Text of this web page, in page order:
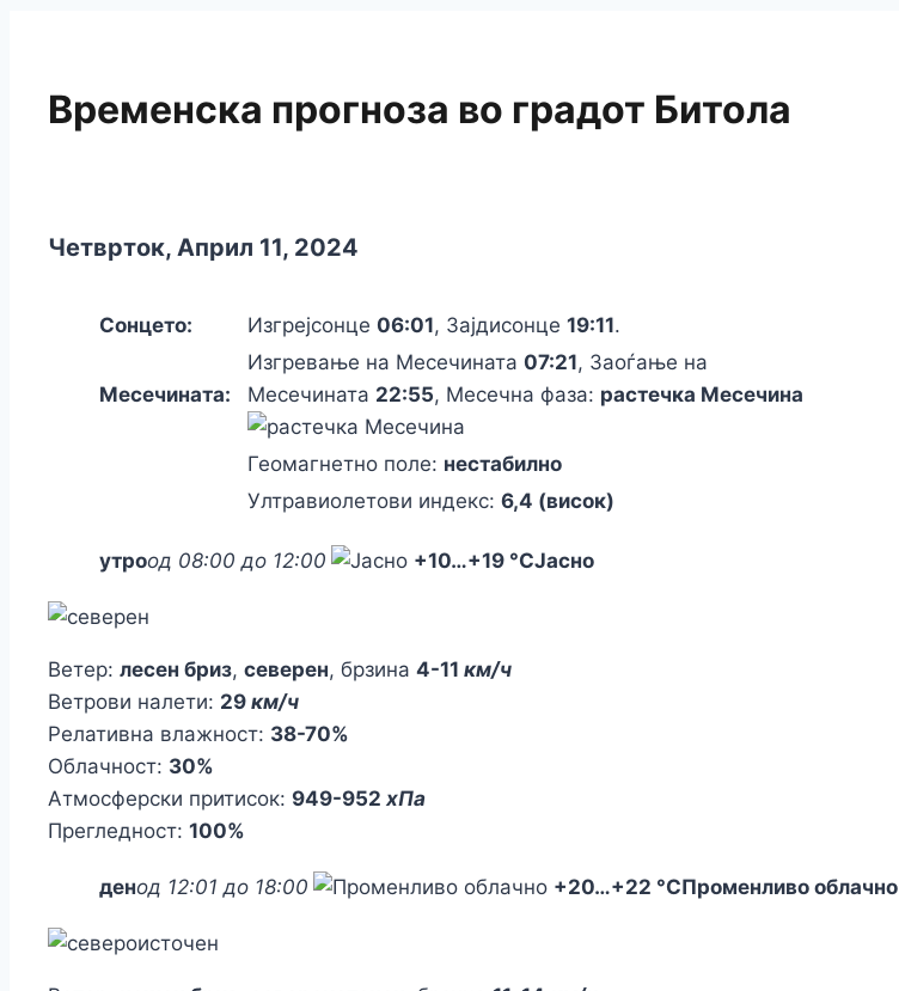
Временска прогноза во градот Битола
Четврток, Април 11, 2024
Сонцето: Изгрејсонце 06:01, Зајдисонце 19:11.
Месечината:
Изгревање на Месечината 07:21, Заоѓање на
Месечината 22:55, Месечна фаза: растечка Месечина
Геомагнетно поле: нестабилно
Ултравиолетови индекс: 6,4 (висок)
утроод 08:00 до 12:00 +10…+19 °CЈасно
Ветер: лесен бриз, северен, брзина 4-11 км/ч
Ветрови налети: 29 км/ч
Релативна влажност: 38-70%
Облачност: 30%
Атмосферски притисок: 949-952 хПа
Прегледност: 100%
денод 12:01 до 18:00 +20…+22 °CПроменливо облачно